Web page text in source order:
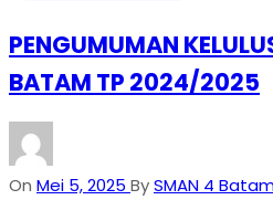
PENGUMUMAN
BATAM TP 2024/2025
On Mei 5, 2025 BySMAN 4